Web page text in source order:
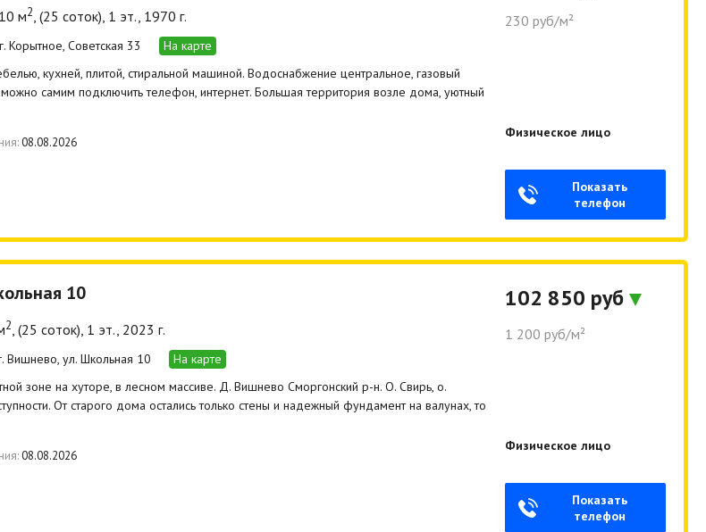
м2, (25 соток), 1 эт., 1970 г.
Корытное, Советская 33
На карте
кухней, плитой, стиральной машиной. Водоснабжение центральное, газовый
самим подключить телефон, интернет. Большая территория возле дома, уютный
08.08.2026
230 руб/м²
Физическое лицо
Показать
телефон
10
2, (25 соток), 1 эт., 2023 г.
Вишнево, ул. Школьная 10
На карте
зоне на хуторе, в лесном массиве. Д. Вишнево Сморгонский р-н. О. Свирь, о.
От старого дома остались только стены и надежный фундамент на валунах, то
08.08.2026
102 850 руб
1 200 руб/м²
Физическое лицо
Показать
телефон